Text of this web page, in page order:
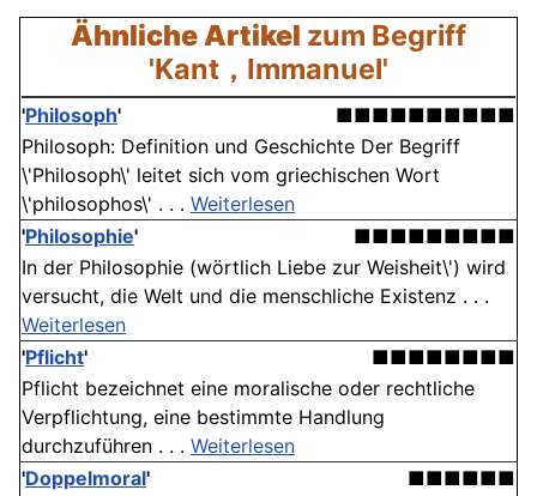
Ähnliche Artikel zum Begriff
'Kant，Immanuel'
'Philosoph'
■■■■■■■■■■
Philosoph: Definition und Geschichte Der Begriff
\'Philosoph\' leitet sich vom griechischen Wort
\'philosophos\' . . . Weiterlesen
'Philosophie'
■■■■■■■■■
In der Philosophie (wörtlich Liebe zur Weisheit\') wird
versucht, die Welt und die menschliche Existenz . . .
Weiterlesen
'Pflicht'
■■■■■■■■
Pflicht bezeichnet eine moralische oder rechtliche
Verpflichtung, eine bestimmte Handlung
durchzuführen . . . Weiterlesen
'Doppelmoral'
■■■■■■